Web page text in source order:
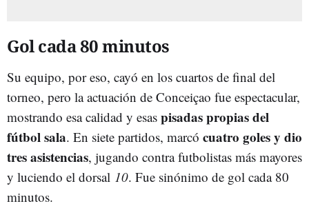
Gol cada 80 minutos
Su equipo, por eso, cayó en los cuartos de final del
torneo, pero la actuación de Conceiçao fue espectacular,
mostrando esa calidad y esas pisadas propias del
fútbol sala. En siete partidos, marcó cuatro goles y dio
tres asistencias, jugando contra futbolistas más mayores
y luciendo el dorsal 10. Fue sinónimo de gol cada 80
minutos.